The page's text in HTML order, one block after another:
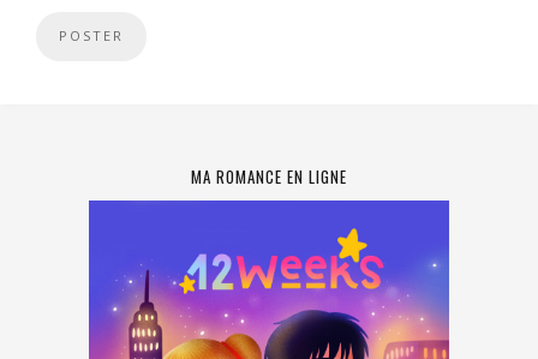
MA ROMANCE EN LIGNE